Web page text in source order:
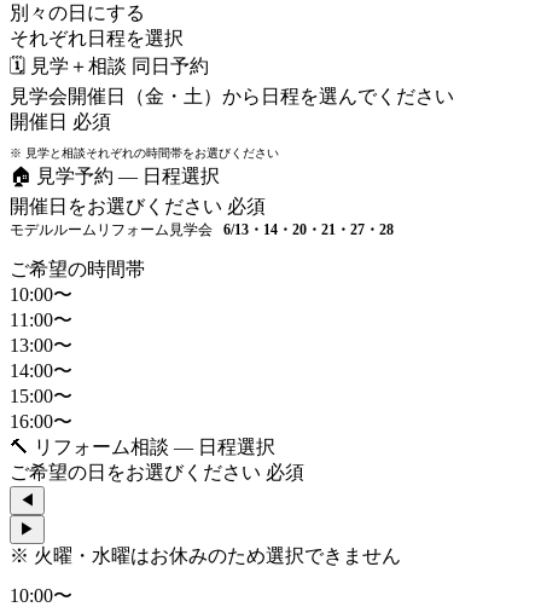
別々の日にする
それぞれ日程を選択
🗓️ 見学＋相談 同日予約
見学会開催日（金・土）から日程を選んでください
開催日 必須
※ 見学と相談それぞれの時間帯をお選びください
🏠 見学予約 — 日程選択
開催日をお選びください 必須
モデルルームリフォーム見学会 6/13・14・20・21・27・28
ご希望の時間帯
10:00〜
11:00〜
13:00〜
14:00〜
15:00〜
16:00〜
🔨 リフォーム相談 — 日程選択
ご希望の日をお選びください 必須
◀
▶
※ 火曜・水曜はお休みのため選択できません
10:00〜